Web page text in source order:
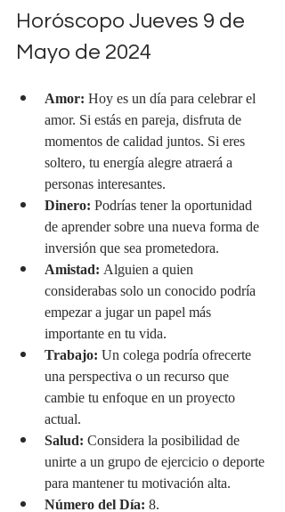
Horóscopo Jueves 9 de
Mayo de 2024
Amor: Hoy es un día para celebrar el
amor. Si estás en pareja, disfruta de
momentos de calidad juntos. Si eres
soltero, tu energía alegre atraerá a
personas interesantes.
Dinero: Podrías tener la oportunidad
de aprender sobre una nueva forma de
inversión que sea prometedora.
Amistad: Alguien a quien
considerabas solo un conocido podría
empezar a jugar un papel más
importante en tu vida.
Trabajo: Un colega podría ofrecerte
una perspectiva o un recurso que
cambie tu enfoque en un proyecto
actual.
Salud: Considera la posibilidad de
unirte a un grupo de ejercicio o deporte
para mantener tu motivación alta.
Número del Día: 8.